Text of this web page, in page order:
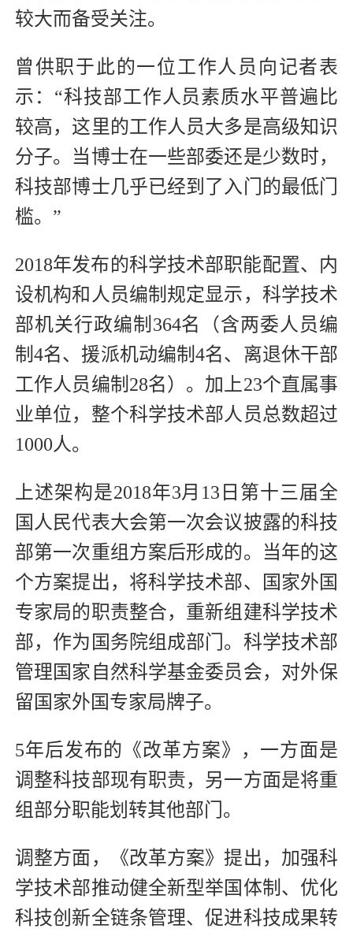
较大而备受关注。
曾供职于此的一位工作人员向记者表
示：“科技部工作人员素质水平普遍比
较高，这里的工作人员大多是高级知识
分子。当博士在一些部委还是少数时，
科技部博士几乎已经到了入门的最低门
槛。”
2018年发布的科学技术部职能配置、内
设机构和人员编制规定显示，科学技术
部机关行政编制364名（含两委人员编
制4名、援派机动编制4名、离退休干部
工作人员编制28名）。加上23个直属事
业单位，整个科学技术部人员总数超过
1000人。
上述架构是2018年3月13日第十三届全
国人民代表大会第一次会议披露的科技
部第一次重组方案后形成的。当年的这
个方案提出，将科学技术部、国家外国
专家局的职责整合，重新组建科学技术
部，作为国务院组成部门。科学技术部
管理国家自然科学基金委员会，对外保
留国家外国专家局牌子。
5年后发布的《改革方案》，一方面是
调整科技部现有职责，另一方面是将重
组部分职能划转其他部门。
调整方面，《改革方案》提出，加强科
学技术部推动健全新型举国体制、优化
科技创新全链条管理、促进科技成果转